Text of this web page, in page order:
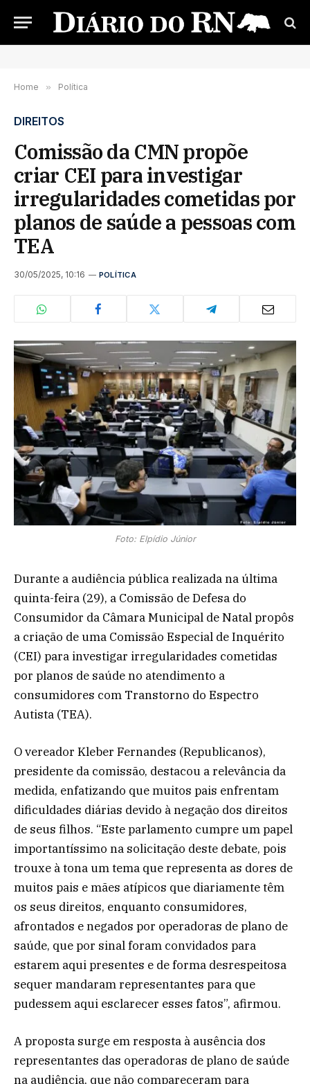
Home » Política
DIREITOS
Comissão da CMN propõe
criar CEI para investigar
irregularidades cometidas por
planos de saúde a pessoas com
TEA
30/05/2025, 10:16 POLÍTICA
Foto: Elpídio Júnior
Durante a audiência pública realizada na última
quinta-feira (29), a Comissão de Defesa do
Consumidor da Câmara Municipal de Natal propôs
a criação de uma Comissão Especial de Inquérito
(CEI) para investigar irregularidades cometidas
por planos de saúde no atendimento a
consumidores com Transtorno do Espectro
Autista (TEA).
O vereador Kleber Fernandes (Republicanos),
presidente da comissão, destacou a relevância da
medida, enfatizando que muitos pais enfrentam
dificuldades diárias devido à negação dos direitos
de seus filhos. “Este parlamento cumpre um papel
importantíssimo na solicitação deste debate, pois
trouxe à tona um tema que representa as dores de
muitos pais e mães atípicos que diariamente têm
os seus direitos, enquanto consumidores,
afrontados e negados por operadoras de plano de
saúde, que por sinal foram convidados para
estarem aqui presentes e de forma desrespeitosa
sequer mandaram representantes para que
pudessem aqui esclarecer esses fatos”, afirmou.
A proposta surge em resposta à ausência dos
representantes das operadoras de plano de saúde
na audiência, que não compareceram para